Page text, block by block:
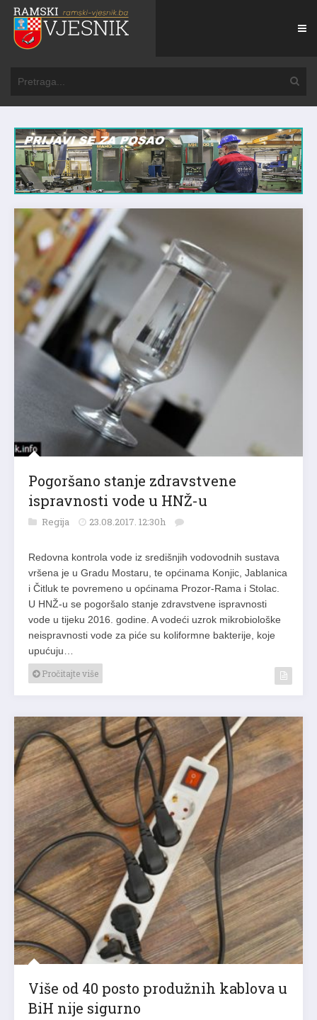
Pogoršano stanje zdravstvene
ispravnosti vode u HNŽ-u
Regija 23.08.2017. 12:30h
Redovna kontrola vode iz središnjih vodovodnih sustava
vršena je u Gradu Mostaru, te općinama Konjic, Jablanica
i Čitluk te povremeno u općinama Prozor-Rama i Stolac.
U HNŽ-u se pogoršalo stanje zdravstvene ispravnosti
vode u tijeku 2016. godine. A vodeći uzrok mikrobiološke
neispravnosti vode za piće su koliformne bakterije, koje
upućuju…
Pročitajte više
Više od 40 posto produžnih kablova u
BiH nije sigurno